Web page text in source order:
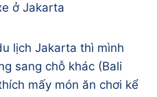
ở Jakarta
lịch Jakarta thì mình
sang chỗ khác (Bali
mấy món ăn chơi kể